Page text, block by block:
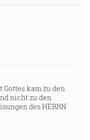
Gottes kam zu den
nicht zu den
des HERRN